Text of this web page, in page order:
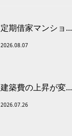
定期借家マンショ...
2026.08.07
建築費の上昇が変...
2026.07.26